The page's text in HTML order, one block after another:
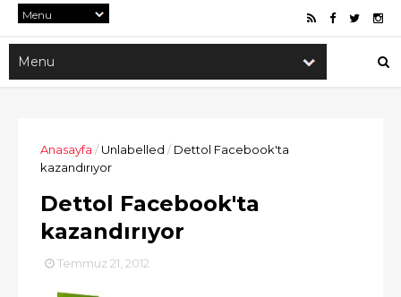
Anasayfa /Unlabelled / Dettol Facebook'ta
kazandırıyor
Dettol Facebook'ta
kazandırıyor
Temmuz 21, 2012